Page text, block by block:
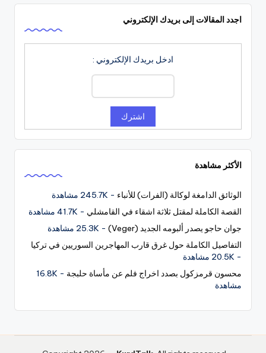
اجدد المقالات إلى بريدك الإلكتروني
ادخل بريدك الإلكتروني :
الأكثر مشاهدة
الوثائق الدامغة لوكالة (الفرات) للأنباء - 245.7K مشاهدة
القصة الكاملة لمقتل ثلاثة اشقاء في القامشلي - 41.7K مشاهدة
جوان حاجو يصدر ألبومه الجديد (Veger)
- 25.3K مشاهدة
التفاصيل الكاملة حول غرق قارب المهاجرين السوريين في تركيا
- 20.5K مشاهدة
محسون قرمزكول بصدد اخراج فلم عن مأساة حلبجة
- 16.8K
مشاهدة